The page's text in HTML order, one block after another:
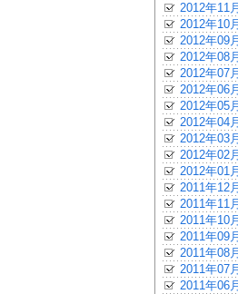
2012年11月
2012年10月
2012年09月
2012年08月
2012年07月
2012年06月
2012年05月
2012年04月
2012年03月
2012年02月
2012年01月
2011年12月
2011年11月
2011年10月
2011年09月
2011年08月
2011年07月
2011年06月